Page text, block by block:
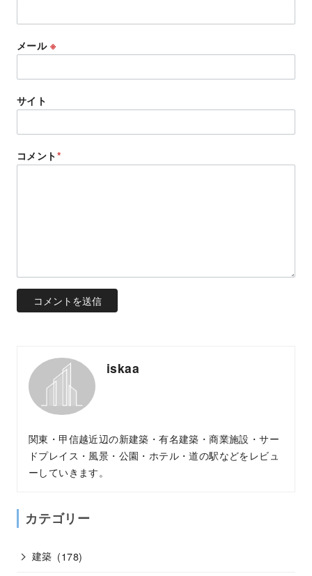
メール ※
サイト
コメント*
iskaa
関東・甲信越近辺の新建築・有名建築・商業施設・サー
ドプレイス・風景・公園・ホテル・道の駅などをレビュ
ーしていきます。
カテゴリー
建築 (178)